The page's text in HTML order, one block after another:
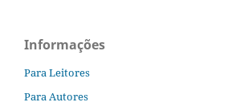
Informações
Para Leitores
Para Autores